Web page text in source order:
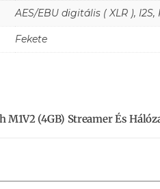
AES/EBU digitális ( XLR ),
Fekete
M1V2 (4GB) Streamer És